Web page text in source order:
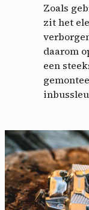
Zoals
zit het
daarom
een